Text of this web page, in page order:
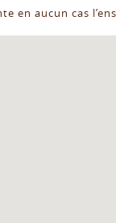
aucun cas